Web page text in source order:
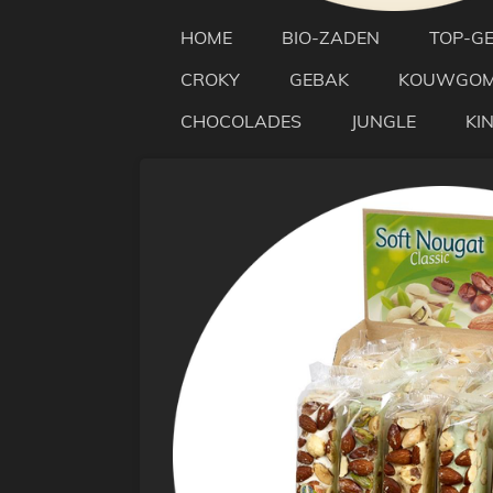
HOME BIO-ZADEN TOP-
CROKY
GEBAK
CHOCOLADES
JUNGLE